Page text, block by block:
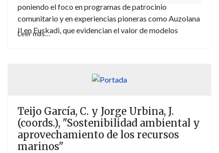
poniendo el foco en programas de patrocinio
comunitario y en experiencias pioneras como Auzolana
II en Euskadi, que evidencian el valor de modelos
Leer más…
Teijo García, C. y Jorge Urbina, J.
(coords.), "Sostenibilidad ambiental y
aprovechamiento de los recursos
marinos"